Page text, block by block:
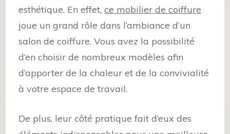
esthétique. En effet,ce mobilier de coiffure
joue un grand rôle dans l’ambiance d’un
salon de coiffure. Vous avez la possibilité
d’en choisir de nombreux modèles afin
d’apporter de la chaleur et de la convivialité
à votre espace de travail.
De plus, leur côté pratique fait d’eux des